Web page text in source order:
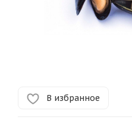
В избранное